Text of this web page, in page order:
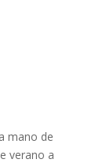
mano de
verano a